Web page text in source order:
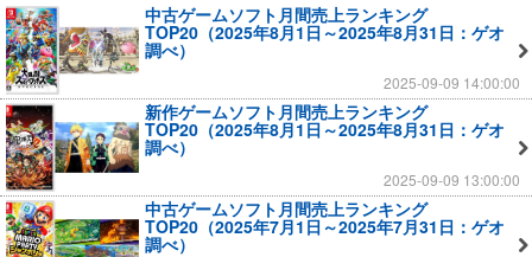
中古ゲームソフト月間売上ランキング
TOP20（2025年8月1日～2025年8月31日：ゲオ
調べ）
2025-09-09 14:00:00
新作ゲームソフト月間売上ランキング
TOP20（2025年8月1日～2025年8月31日：ゲオ
調べ）
2025-09-09 13:00:00
中古ゲームソフト月間売上ランキング
TOP20（2025年7月1日～2025年7月31日：ゲオ
調べ）